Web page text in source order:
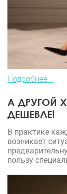
Подробнее...
А ДРУГОЙ
ДЕШЕВЛЕ!
В практике
возникает
пользу